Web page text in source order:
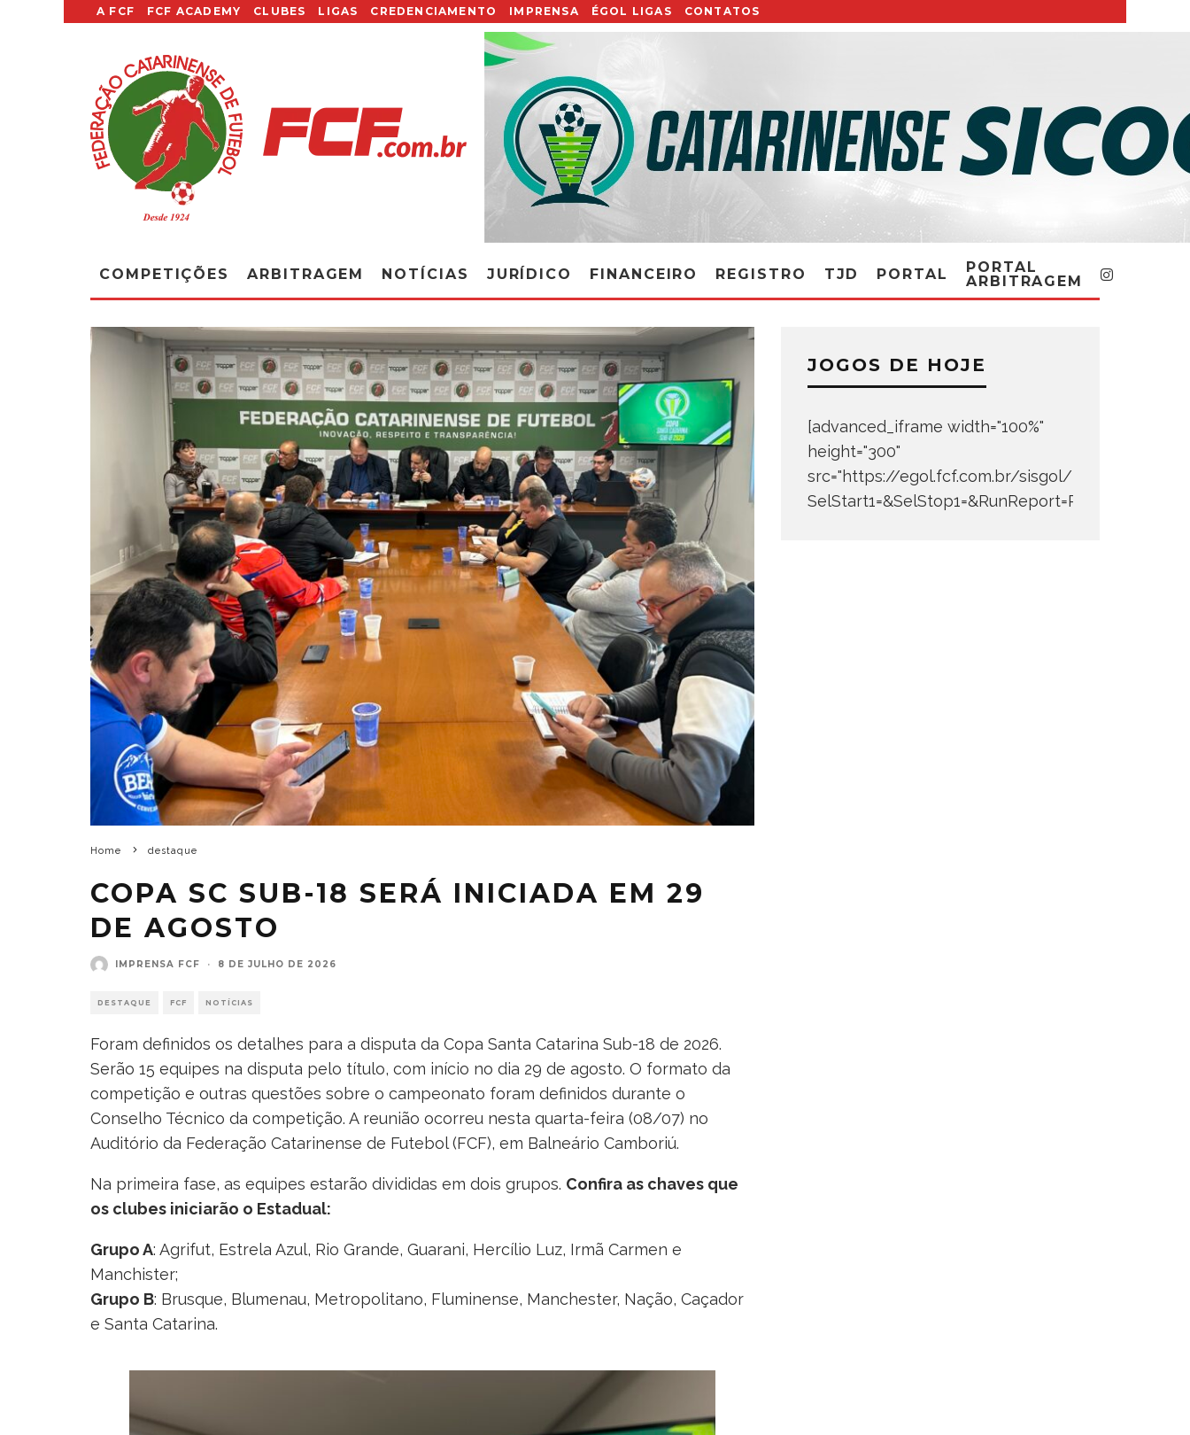
A FCF FCF ACADEMY CLUBES LIGAS CREDENCIAMENTO IMPRENSA ÉGOL LIGAS CONTATOS
COMPETIÇÕES ARBITRAGEM NOTÍCIAS JURÍDICO FINANCEIRO REGISTRO TJD PORTAL
PORTAL
ARBITRAGEM
Home destaque
COPA SC SUB-18 SERÁ INICIADA EM 29
DE AGOSTO
IMPRENSA FCF · 8 DE JULHO DE 2026
DESTAQUE FCF NOTÍCIAS
Foram definidos os detalhes para a disputa da Copa Santa Catarina Sub-18 de 2026.
Serão 15 equipes na disputa pelo título, com início no dia 29 de agosto. O formato da
competição e outras questões sobre o campeonato foram definidos durante o
Conselho Técnico da competição. A reunião ocorreu nesta quarta-feira (08/07) no
Auditório da Federação Catarinense de Futebol (FCF), em Balneário Camboriú.
Na primeira fase, as equipes estarão divididas em dois grupos. Confira as chaves que
os clubes iniciarão o Estadual:
Grupo A: Agrifut, Estrela Azul, Rio Grande, Guarani, Hercílio Luz, Irmã Carmen e
Manchister;
Grupo B: Brusque, Blumenau, Metropolitano, Fluminense, Manchester, Nação, Caçador
e Santa Catarina.
JOGOS DE HOJE
[advanced_iframe width="100%"
height="300"
src="https://egol.fcf.com.br/sisgol/
SelStart1=&SelStop1=&RunReport=Run+Report"]